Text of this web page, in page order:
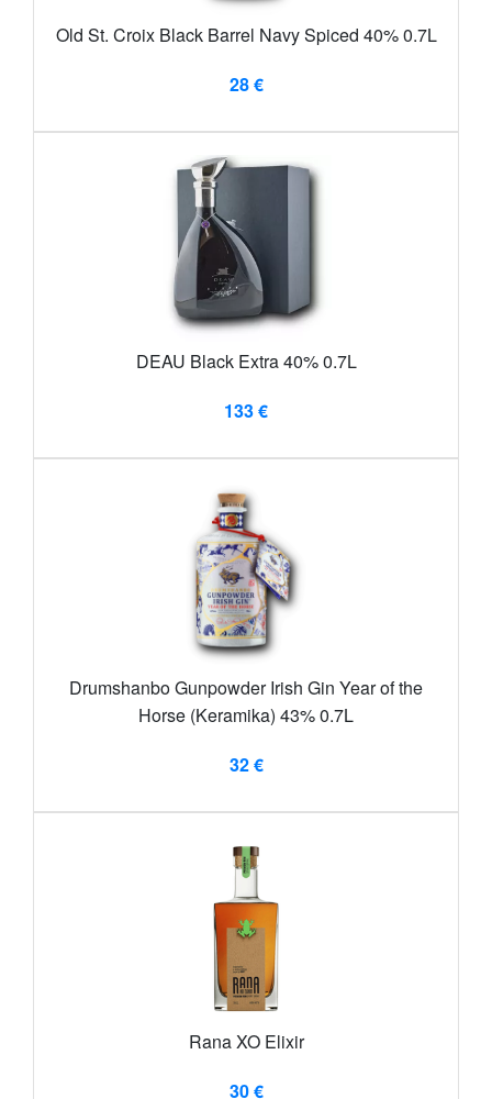
Old St. Croix Black Barrel Navy Spiced 40% 0.7L
28 €
DEAU Black Extra 40% 0.7L
133 €
Drumshanbo Gunpowder Irish Gin Year of the
Horse (Keramika) 43% 0.7L
32 €
Rana XO Elixir
30 €